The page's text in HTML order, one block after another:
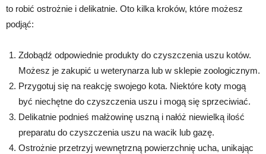
to robić ostrożnie i delikatnie. Oto kilka kroków, które możesz
podjąć:
Zdobądź odpowiednie produkty do czyszczenia uszu kotów.
Możesz je zakupić u weterynarza lub w sklepie zoologicznym.
Przygotuj się na reakcję swojego kota. Niektóre koty mogą
być niechętne do czyszczenia uszu i mogą się sprzeciwiać.
Delikatnie podnieś małżowinę uszną i nałóż niewielką ilość
preparatu do czyszczenia uszu na wacik lub gazę.
Ostrożnie przetrzyj wewnętrzną powierzchnię ucha, unikając